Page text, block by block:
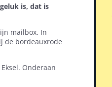
is, dat is
mailbox. In
de bordeauxrode
Onderaan